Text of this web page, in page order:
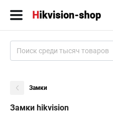
Замки
Замки hikvision